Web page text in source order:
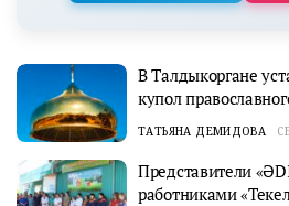
В Талдыкоргане
купол
ТАТЬЯНА ДЕМИДОВА
Представители
работниками